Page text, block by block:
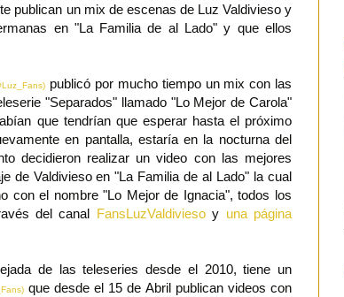
publican un mix de escenas de Luz Valdivieso y
en "La Familia de al Lado" y que ellos
publicó por mucho tiempo un mix con las
"Separados" llamado "Lo Mejor de Carola"
que tendrían que esperar hasta el próximo
en pantalla, estaría en la nocturna del
decidieron realizar un video con las mejores
de Valdivieso en "La Familia de al Lado" la cual
con el nombre "Lo Mejor de Ignacia", todos los
del canal FansLuzValdiviesoy una página
de las teleseries desde el 2010, tiene un
que desde el 15 de Abril publican videos con